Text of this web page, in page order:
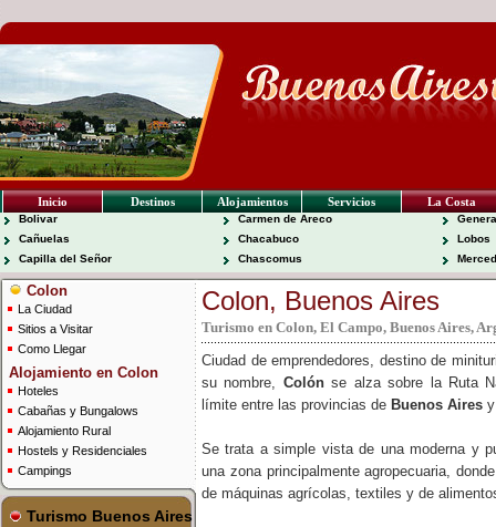
Inicio Destinos Alojamientos Servicios La Costa
Bolivar
Cañuelas
Capilla del Señor
Carmen de Areco
Chacabuco
Chascomus
Lobos
Colon
La Ciudad
Sitios a Visitar
Como Llegar
Alojamiento en Colon
Hoteles
Cabañas y Bungalows
Alojamiento Rural
Hostels y Residenciales
Campings
Turismo Buenos Aires
Colon, Buenos Aires
Turismo en Colon, El Campo, Buenos Aires,
Ciudad de emprendedores, destino de
su nombre, Colónse alza sobre la Ruta
límite entre las provincias de Buenos Aires
Se trata a simple vista de una moderna y
una zona principalmente agropecuaria,
de máquinas agrícolas, textiles y de